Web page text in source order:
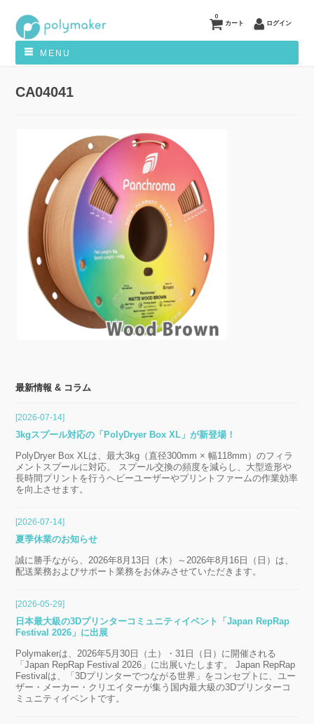
カート
0
ログイン
MENU
CA04041
最新情報 & コラム
[2026-07-14]
3kgスプール対応の「PolyDryer Box XL」が新登場！
PolyDryer Box XLは、最大3kg（直径300mm × 幅118mm）のフィラ
メントスプールに対応。 スプール交換の頻度を減らし、大型造形や
長時間プリントを行うヘビーユーザーやプリントファームの作業効率
を向上させます。
[2026-07-14]
夏季休業のお知らせ
誠に勝手ながら、2026年8月13日（木）～2026年8月16日（日）は、
配送業務およびサポート業務をお休みさせていただきます。
[2026-05-29]
日本最大級の3Dプリンターコミュニティイベント「Japan RepRap
Festival 2026」に出展
Polymakerは、2026年5月30日（土）・31日（日）に開催される
「Japan RepRap Festival 2026」に出展いたします。 Japan RepRap
Festivalは、「3Dプリンターでつながる世界」をコンセプトに、ユー
ザー・メーカー・クリエイターが集う国内最大級の3Dプリンターコ
ミュニティイベントです。